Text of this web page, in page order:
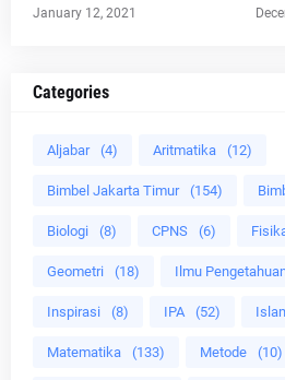
January 12, 2021
Categories
Aljabar (4) Aritmatika (12)
Bimbel Jakarta Timur (154)
Biologi (8) CPNS (6)
Geometri (18) Ilmu
Inspirasi (8) IPA (52)
Matematika (133) Metode (10)